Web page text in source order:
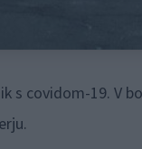
s covidom-19. V